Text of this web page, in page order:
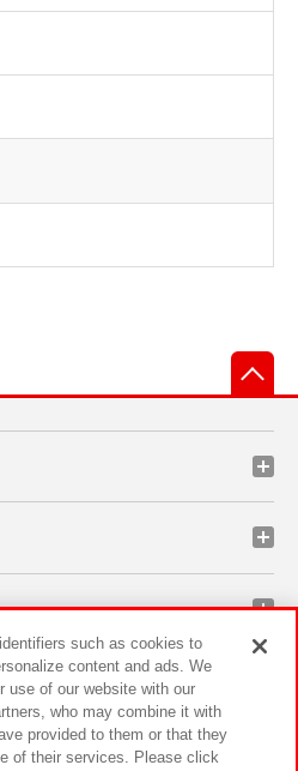
such as cookies to
content and ads. We
use of our website with our
who may combine it with
provided to them or that they
of their services. Please click